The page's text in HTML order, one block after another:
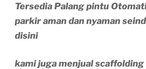
Tersedia Palang pintu
parkir aman dan nyaman
disini
kami juga menjual scaffolding